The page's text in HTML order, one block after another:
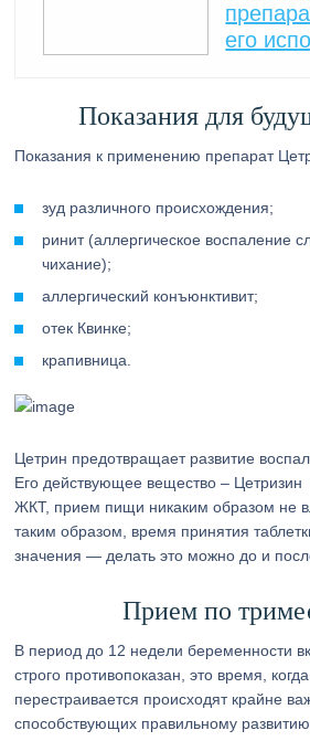
его
Показания для
Показания к применению препарат
зуд различного происхождения;
ринит (аллергическое воспаление
чихание);
аллергический конъюнктивит;
отек Квинке;
крапивница.
Цетрин предотвращает развитие
Его действующее вещество –
ЖКТ, прием пищи никаким образом не
таким образом, время принятия
значения — делать это можно до и
Прием по
В период до 12 недели беременности
строго противопоказан, это время,
перестраивается происходят крайне
способствующих правильному развитию